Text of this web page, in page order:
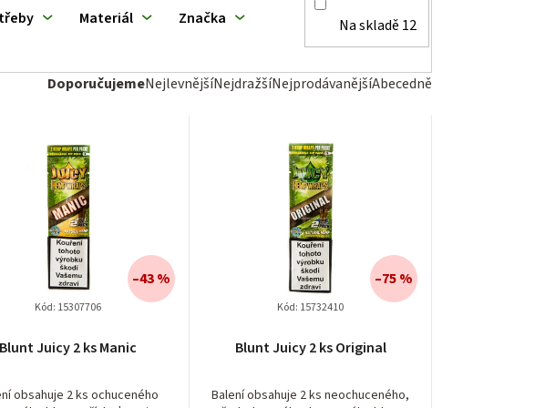
Ř
z
e
n
í
p
r
o
DoporučujemeNejlevnějšíNejdražšíNejprodávanějšíAbecedně
Na skladě 12
Materiál Značka
Blunt Juicy 2 ks Manic
obsahuje 2 ks ochuceného
–43 %
Kód: 15307706
Blunt Juicy 2 ks Original
Balení obsahuje 2 ks neochuceného,
–75 %
Kód: 15732410